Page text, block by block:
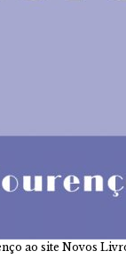
ao site Novos